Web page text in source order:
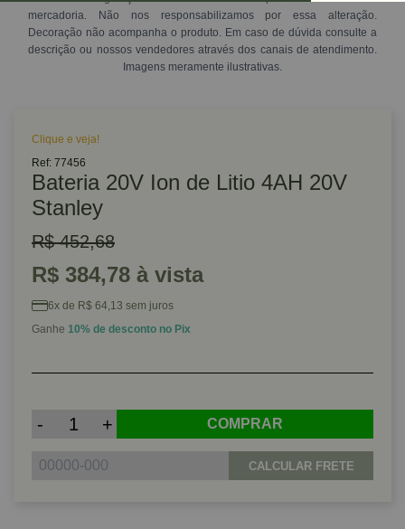
mercadoria. Não nos responsabilizamos por essa alteração.
Decoração não acompanha o produto. Em caso de dúvida consulte a
descrição ou nossos vendedores através dos canais de atendimento.
Imagens meramente ilustrativas.
Clique e veja!
Ref: 77456
Bateria 20V Ion de Litio 4AH 20V
Stanley
R$ 452,68
R$ 384,78 à vista
6x de R$ 64,13 sem juros
Ganhe 10% de desconto no Pix
- + COMPRAR
CALCULAR FRETE